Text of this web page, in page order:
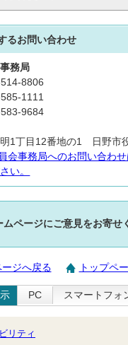
るお問い合わせ
務局
8806
1111
9684
1丁目12番地の1 日野市
会事務局へのお問い合わ
い。
ムページにご意見をお寄せ
ジへ戻る トップペ
PC スマートフォ
リティ